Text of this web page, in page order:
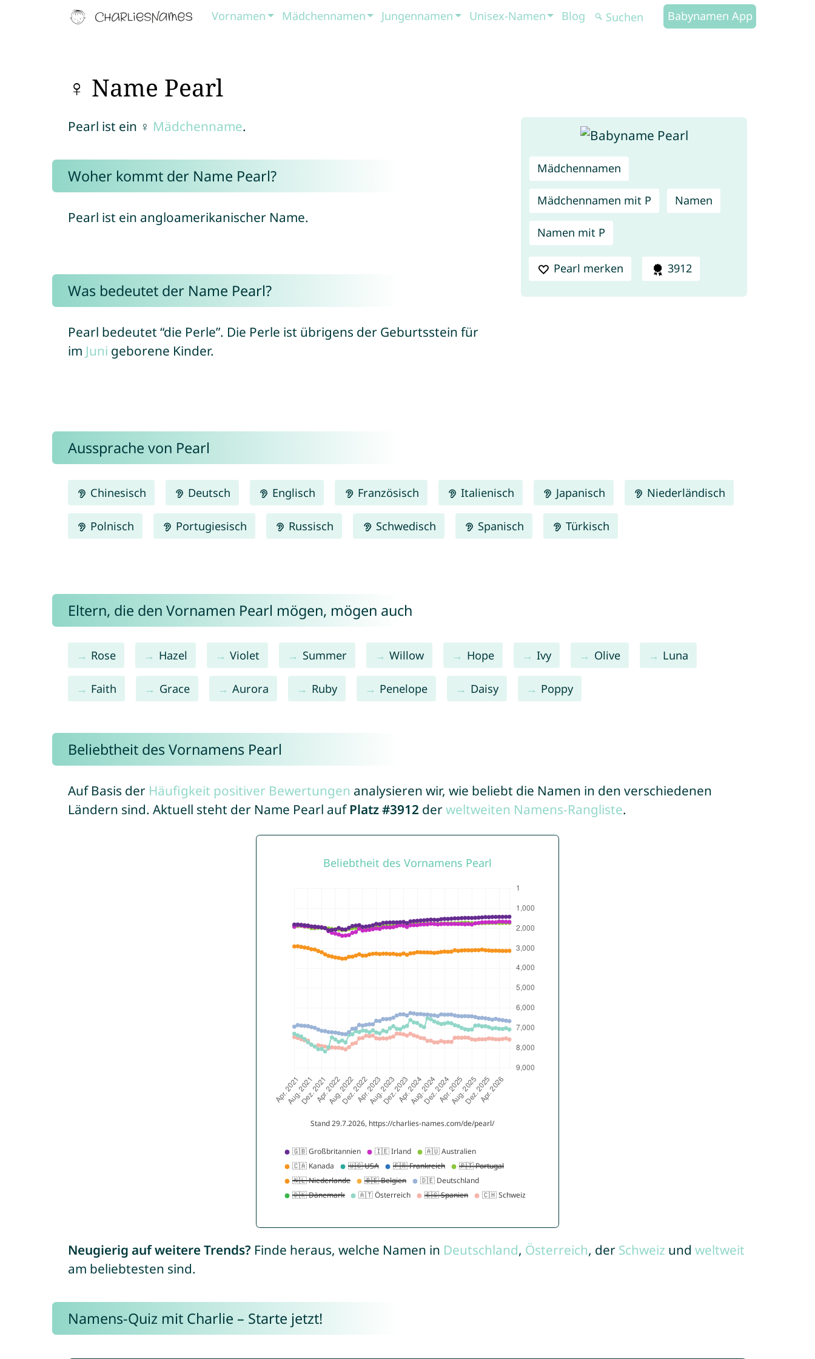
Vornamen Mädchennamen Jungennamen Unisex-Namen Blog Babynamen App
♀ Name Pearl
Mädchennamen
Mädchennamen mit P Namen
Namen mit P
Pearl merken 3912
Pearl ist ein ♀ Mädchenname.
Woher kommt der Name Pearl?
Pearl ist ein angloamerikanischer Name.
Was bedeutet der Name Pearl?
Pearl bedeutet “die Perle”. Die Perle ist übrigens der Geburtsstein für
im Juni geborene Kinder.
Aussprache von Pearl
Chinesisch Deutsch Englisch Französisch Italienisch Japanisch Niederländisch
Polnisch Portugiesisch Russisch Schwedisch Spanisch Türkisch
Eltern, die den Vornamen Pearl mögen, mögen auch
Rose Hazel Violet Summer Willow Hope Ivy Olive Luna
Faith Grace Aurora Ruby Penelope Daisy Poppy
Beliebtheit des Vornamens Pearl
Auf Basis der Häufigkeit positiver Bewertungen analysieren wir, wie beliebt die Namen in den verschiedenen
Ländern sind. Aktuell steht der Name Pearl auf Platz #3912 derweltweiten Namens-Rangliste.
Neugierig auf weitere Trends? Finde heraus, welche Namen in Deutschland, Österreich, der Schweiz und weltweit
am beliebtesten sind.
Namens-Quiz mit Charlie – Starte jetzt!